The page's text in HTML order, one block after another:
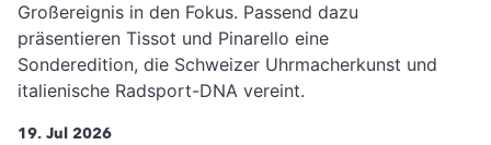
Großereignis in den Fokus. Passend dazu
präsentieren Tissot und Pinarello eine
Sonderedition, die Schweizer Uhrmacherkunst und
italienische Radsport-DNA vereint.
19. Jul 2026